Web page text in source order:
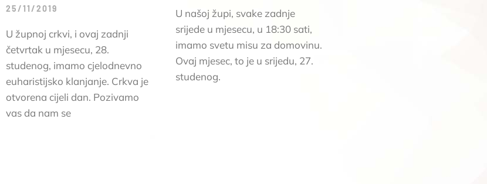
25/11/2019
U župnoj crkvi, i ovaj zadnji
četvrtak u mjesecu, 28.
studenog, imamo cjelodnevno
euharistijsko klanjanje. Crkva je
otvorena cijeli dan. Pozivamo
vas da nam se
U našoj župi, svake zadnje
srijede u mjesecu, u 18:30 sati,
imamo svetu misu za domovinu.
Ovaj mjesec, to je u srijedu, 27.
studenog.